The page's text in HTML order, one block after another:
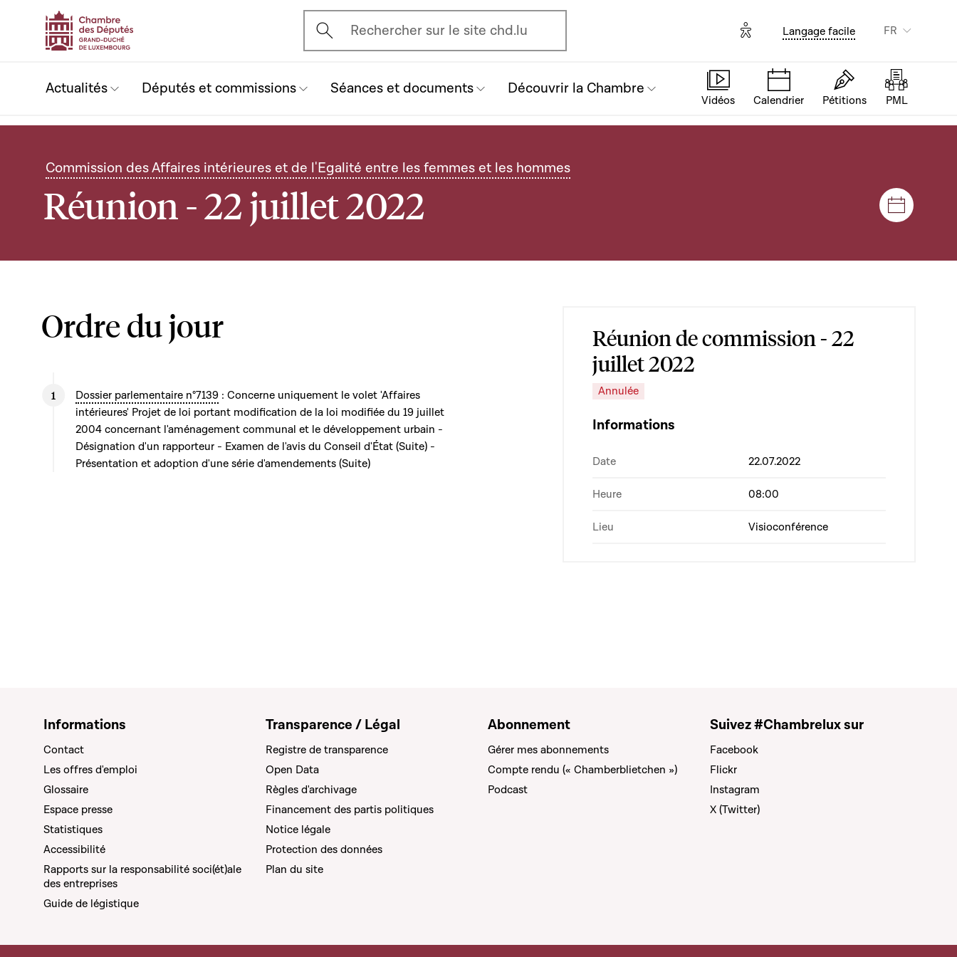
Ouvrir l'écran de recherche
Rechercher sur le site chd.lu Options d'accessibilité
Langage facile FR
Actualités Députés et commissions Séances et documents Découvrir la Chambre
Vidéos Calendrier Pétitions PML
Commission des Affaires intérieures et de l'Egalité entre les femmes et les hommes
Réunion - 22 juillet 2022 Séances
Ordre du jour
Dossier parlementaire n°7139 : Concerne uniquement le volet 'Affaires
intérieures' Projet de loi portant modification de la loi modifiée du 19 juillet
2004 concernant l'aménagement communal et le développement urbain -
Désignation d'un rapporteur - Examen de l'avis du Conseil d'État (Suite) -
Présentation et adoption d'une série d'amendements (Suite)
Réunion de commission - 22
juillet 2022
Annulée
Informations
Date 22.07.2022
Heure 08:00
Lieu Visioconférence
Informations
Contact
Les offres d'emploi
Glossaire
Espace presse
Statistiques
Accessibilité
Rapports sur la responsabilité soci(ét)ale
des entreprises
Guide de légistique
Transparence / Légal
Registre de transparence
Open Data
Règles d'archivage
Financement des partis politiques
Notice légale
Protection des données
Plan du site
Abonnement
Gérer mes abonnements
Compte rendu (« Chamberblietchen »)
Podcast
Suivez #Chambrelux sur
Facebook
Flickr
Instagram
X (Twitter)